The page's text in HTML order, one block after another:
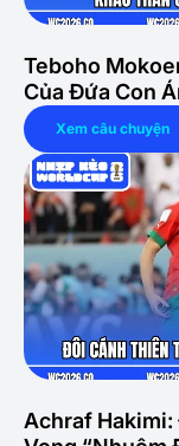
Teboho
Của Đứa Con
Xem câu chuyện
Achraf Hakimi: